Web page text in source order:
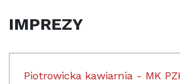
IMPREZY
Piotrowicka kawiarnia - MK